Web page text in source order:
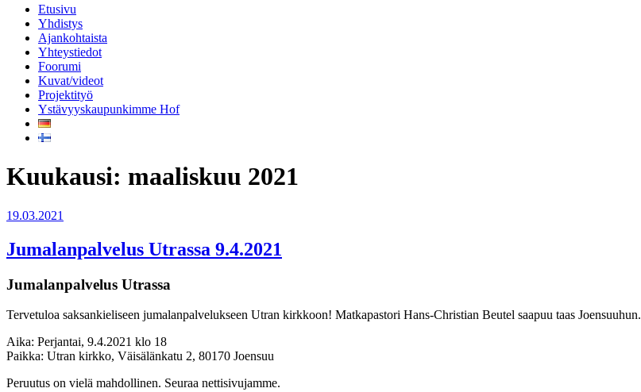
Etusivu
Yhdistys
Ajankohtaista
Yhteystiedot
Foorumi
Kuvat/videot
Projektityö
Ystävyyskaupunkimme Hof
Kuukausi: maaliskuu 2021
Julkaistu
19.03.2021
Jumalanpalvelus Utrassa 9.4.2021
Jumalanpalvelus Utrassa
Tervetuloa saksankieliseen jumalanpalvelukseen Utran kirkkoon! Matkapastori Hans-Christian Beutel saapuu taas Joensuuhun.
Aika: Perjantai, 9.4.2021 klo 18
Paikka: Utran kirkko, Väisälänkatu 2, 80170 Joensuu
Peruutus on vielä mahdollinen. Seuraa nettisivujamme.